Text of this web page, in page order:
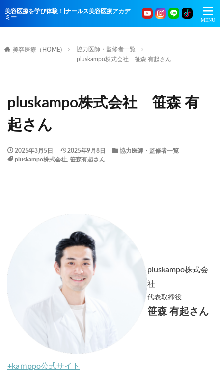
美容医療を学び体験！|ナールス美容医療アカデ
ミー
美容医療（HOME)
協力医師・監修者一覧
pluskampo株式会社 笹森 有起さん
pluskampo株式会社 笹森 有
起さん
2025年3月5日 2025年9月8日
協力医師・監修者一覧
pluskampo株式会社, 笹森有起さん
pluskampo株式会
社
代表取締役
笹森 有起さん
+kaｍppo公式サイト